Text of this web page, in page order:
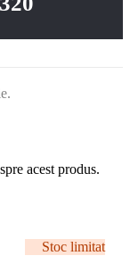
acest produs.
Stoc limitat